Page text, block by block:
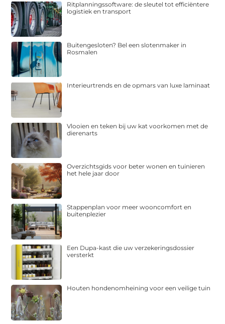
Ritplanningssoftware: de sleutel tot efficiëntere
logistiek en transport
Buitengesloten? Bel een slotenmaker in
Rosmalen
Interieurtrends en de opmars van luxe laminaat
Vlooien en teken bij uw kat voorkomen met de
dierenarts
Overzichtsgids voor beter wonen en tuinieren
het hele jaar door
Stappenplan voor meer wooncomfort en
buitenplezier
Een Dupa-kast die uw verzekeringsdossier
versterkt
Houten hondenomheining voor een veilige tuin